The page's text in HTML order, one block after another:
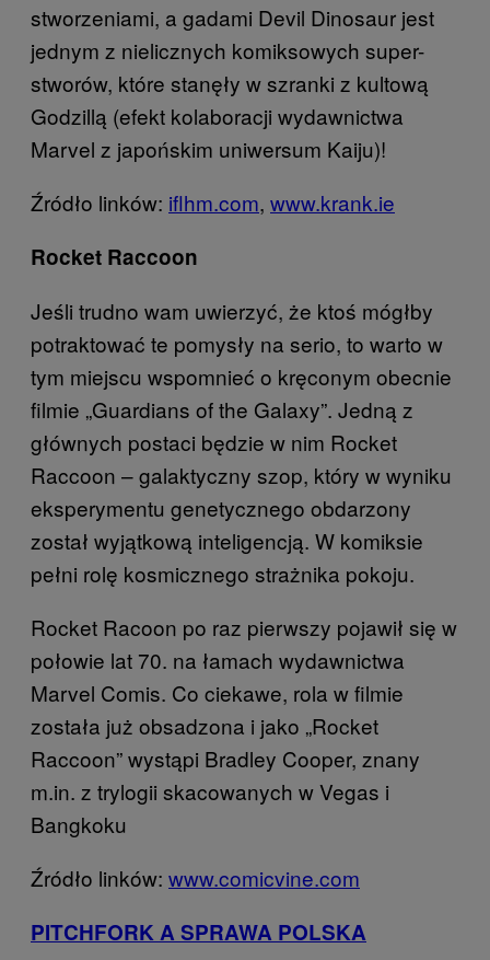
stworzeniami, a gadami Devil Dinosaur jest
jednym z nielicznych komiksowych super-
stworów, które stanęły w szranki z kultową
Godzillą (efekt kolaboracji wydawnictwa
Marvel z japońskim uniwersum Kaiju)!
Źródło linków: iflhm.com, www.krank.ie
Rocket Raccoon
Jeśli trudno wam uwierzyć, że ktoś mógłby
potraktować te pomysły na serio, to warto w
tym miejscu wspomnieć o kręconym obecnie
filmie „Guardians of the Galaxy”. Jedną z
głównych postaci będzie w nim Rocket
Raccoon – galaktyczny szop, który w wyniku
eksperymentu genetycznego obdarzony
został wyjątkową inteligencją. W komiksie
pełni rolę kosmicznego strażnika pokoju.
Rocket Racoon po raz pierwszy pojawił się w
połowie lat 70. na łamach wydawnictwa
Marvel Comis. Co ciekawe, rola w filmie
została już obsadzona i jako „Rocket
Raccoon” wystąpi Bradley Cooper, znany
m.in. z trylogii skacowanych w Vegas i
Bangkoku
Źródło linków: www.comicvine.com
PITCHFORK A SPRAWA POLSKA